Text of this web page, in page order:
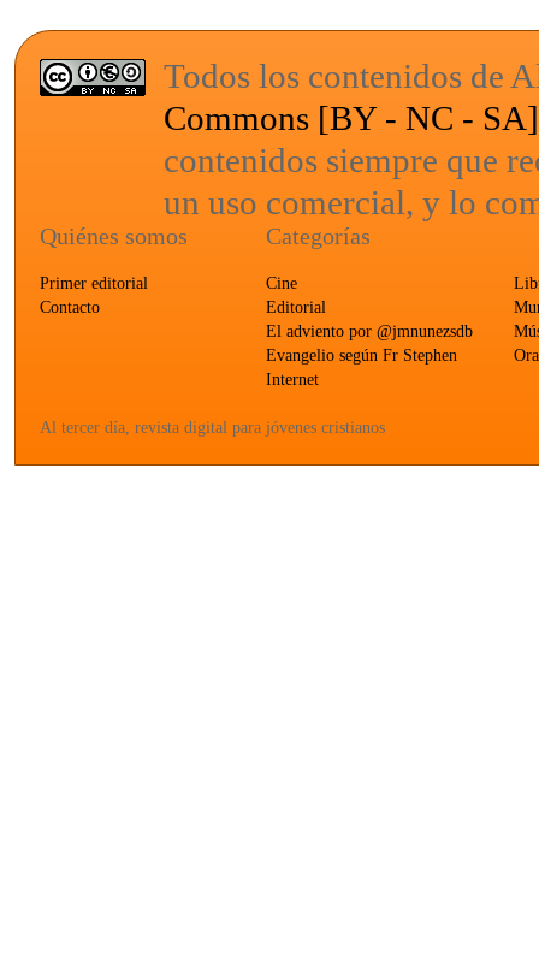
Todos los contenidos de
Commons [BY - NC - SA]
contenidos siempre que
un uso comercial, y lo
Quiénes somos
Primer editorial
Contacto
Categorías
Cine
Editorial
El adviento por @jmnunezsdb
Evangelio según Fr Stephen
Internet
Al tercer día, revista digital para jóvenes cristianos